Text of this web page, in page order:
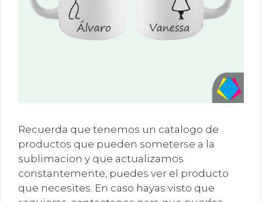
Recuerda que tenemos un catalogo de
productos que pueden someterse a la
sublimacion y que actualizamos
constantemente, puedes ver el producto
que necesites. En caso hayas visto que